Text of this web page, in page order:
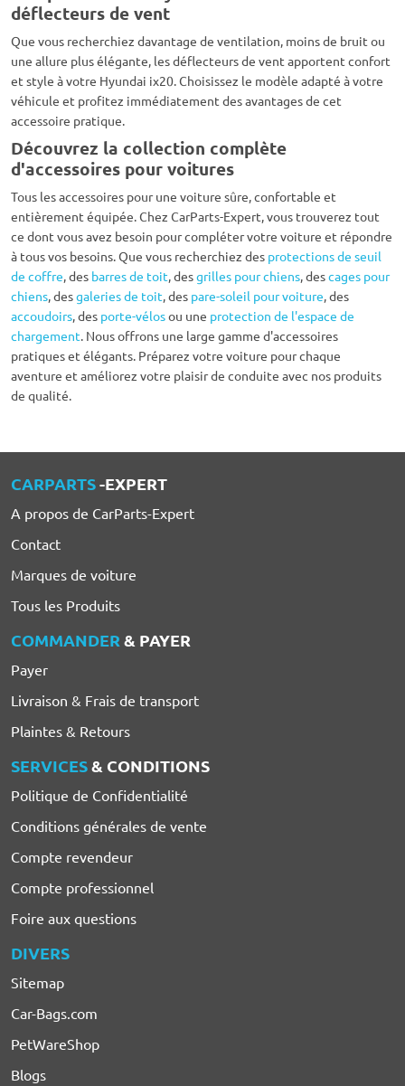
déflecteurs de vent
Que vous recherchiez davantage de ventilation, moins de bruit ou
une allure plus élégante, les déflecteurs de vent apportent confort
et style à votre Hyundai ix20. Choisissez le modèle adapté à votre
véhicule et profitez immédiatement des avantages de cet
accessoire pratique.
Découvrez la collection complète
d'accessoires pour voitures
Tous les accessoires pour une voiture sûre, confortable et
entièrement équipée. Chez CarParts-Expert, vous trouverez tout
ce dont vous avez besoin pour compléter votre voiture et répondre
à tous vos besoins. Que vous recherchiez des protections de seuil
de coffre, des barres de toit, desgrilles pour chiens, descages pour
chiens, desgaleries de toit, des pare-soleil pour voiture, des
accoudoirs, des porte-vélosou une protection de l'espace de
chargement. Nous offrons une large gamme d'accessoires
pratiques et élégants. Préparez votre voiture pour chaque
aventure et améliorez votre plaisir de conduite avec nos produits
de qualité.
CARPARTS-EXPERT
A propos de CarParts-Expert
Contact
Marques de voiture
Tous les Produits
COMMANDER & PAYER
Payer
Livraison & Frais de transport
Plaintes & Retours
SERVICES& CONDITIONS
Politique de Confidentialité
Conditions générales de vente
Compte revendeur
Compte professionnel
Foire aux questions
DIVERS
Sitemap
Car-Bags.com
PetWareShop
Blogs